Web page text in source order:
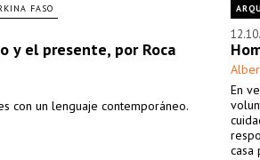
FASO
y el presente, por Roca
con un lenguaje contemporáneo.
En
casa